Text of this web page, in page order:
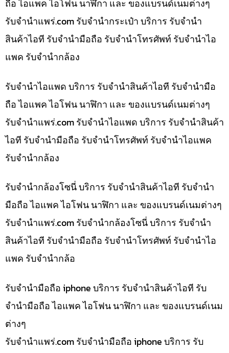
ถือ ไอแพค ไอโฟน นาฬิกา และ ของแบรนด์เนมต่างๆ
รับจํานําแพร่.com รับจำนำกระเป๋า บริการ รับจำนำ
สินค้าไอที รับจำนำมือถือ รับจำนำโทรศัพท์ รับจำนำไอ
แพค รับจำนำกล้อง
รับจำนำไอแพด บริการ รับจำนำสินค้าไอที รับจำนำมือ
ถือ ไอแพค ไอโฟน นาฬิกา และ ของแบรนด์เนมต่างๆ
รับจํานําแพร่.com รับจำนำไอแพด บริการ รับจำนำสินค้า
ไอที รับจำนำมือถือ รับจำนำโทรศัพท์ รับจำนำไอแพค
รับจำนำกล้อง
รับจำนำกล้องโซนี่ บริการ รับจำนำสินค้าไอที รับจำนำ
มือถือ ไอแพค ไอโฟน นาฬิกา และ ของแบรนด์เนมต่างๆ
รับจํานําแพร่.com รับจำนำกล้องโซนี่ บริการ รับจำนำ
สินค้าไอที รับจำนำมือถือ รับจำนำโทรศัพท์ รับจำนำไอ
แพค รับจำนำกล้อ
รับจำนำมือถือ iphone บริการ รับจำนำสินค้าไอที รับ
จำนำมือถือ ไอแพค ไอโฟน นาฬิกา และ ของแบรนด์เนม
ต่างๆ
รับจํานําแพร่.com รับจำนำมือถือ iphone บริการ รับ